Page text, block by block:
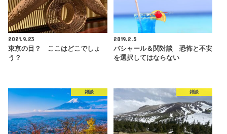
2021.9.23
東京の目？ ここはどこでしょ
う？
2019.2.5
バシャール＆関対談 恐怖と不安
を選択してはならない
雑談 雑談